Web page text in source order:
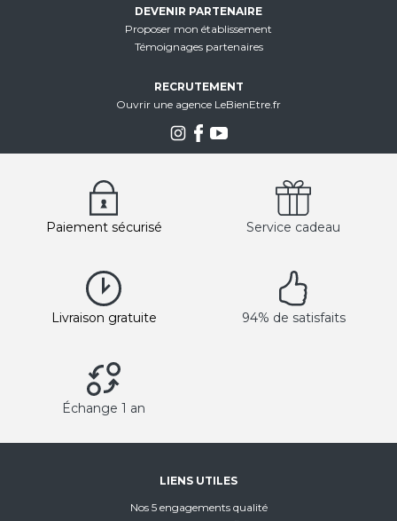
DEVENIR PARTENAIRE
Proposer mon établissement
Témoignages partenaires
RECRUTEMENT
Ouvrir une agence LeBienEtre.fr
Paiement sécurisé Service cadeau
Livraison gratuite 94% de satisfaits
Échange 1 an
LIENS UTILES
Nos 5 engagements qualité